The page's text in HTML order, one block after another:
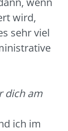
wird,
sehr viel
dich am
ich im